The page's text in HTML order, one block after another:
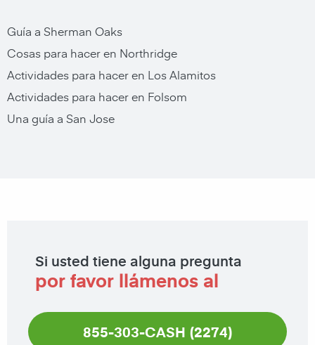
Guía a Sherman Oaks
Cosas para hacer en Northridge
Actividades para hacer en Los Alamitos
Actividades para hacer en Folsom
Una guía a San Jose
Si usted tiene alguna pregunta
por favor llámenos al
855-303-CASH (2274)